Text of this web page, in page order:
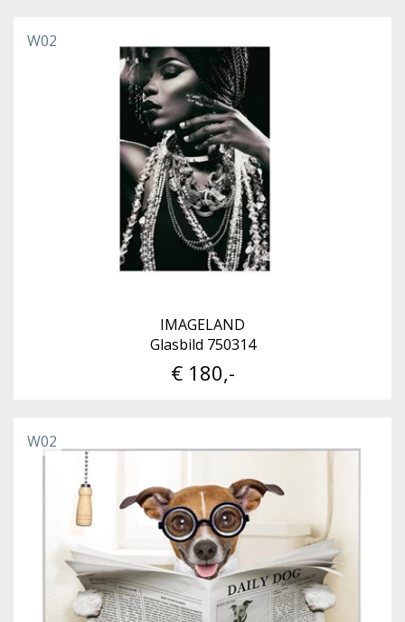
W02
IMAGELAND
Glasbild 750314
€ 180,-
W02